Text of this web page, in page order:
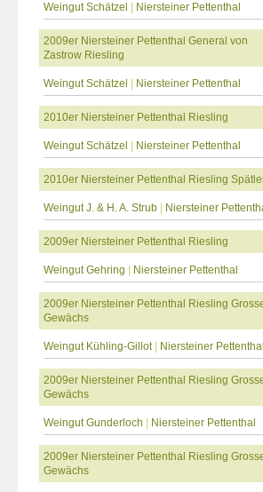
Weingut Schätzel Niersteiner Pettenthal
2009er Niersteiner Pettenthal General von
Zastrow Riesling
Weingut Schätzel Niersteiner Pettenthal
2010er Niersteiner Pettenthal Riesling
Weingut Schätzel Niersteiner Pettenthal
2010er Niersteiner Pettenthal Riesling
Weingut J. & H. A. Strub Niersteiner
2009er Niersteiner Pettenthal Riesling
Weingut Gehring Niersteiner Pettenthal
2009er Niersteiner Pettenthal Riesling
Gewächs
Weingut Kühling-Gillot| Niersteiner Pettenthal
2009er Niersteiner Pettenthal Riesling
Gewächs
Weingut Gunderloch Niersteiner Pettenthal
2009er Niersteiner Pettenthal Riesling
Gewächs